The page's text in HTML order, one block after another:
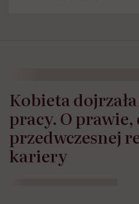
Kobieta
pracy. O
przedwczesnej
kariery